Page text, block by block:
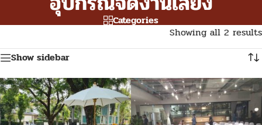
Categories
Showing all 2 results
Show sidebar